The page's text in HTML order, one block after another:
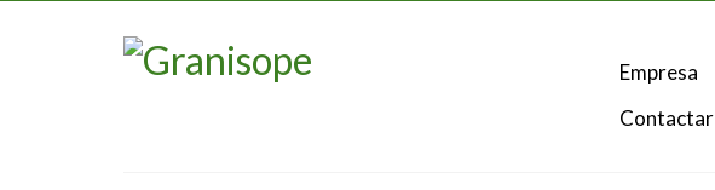
Empresa
Contactar